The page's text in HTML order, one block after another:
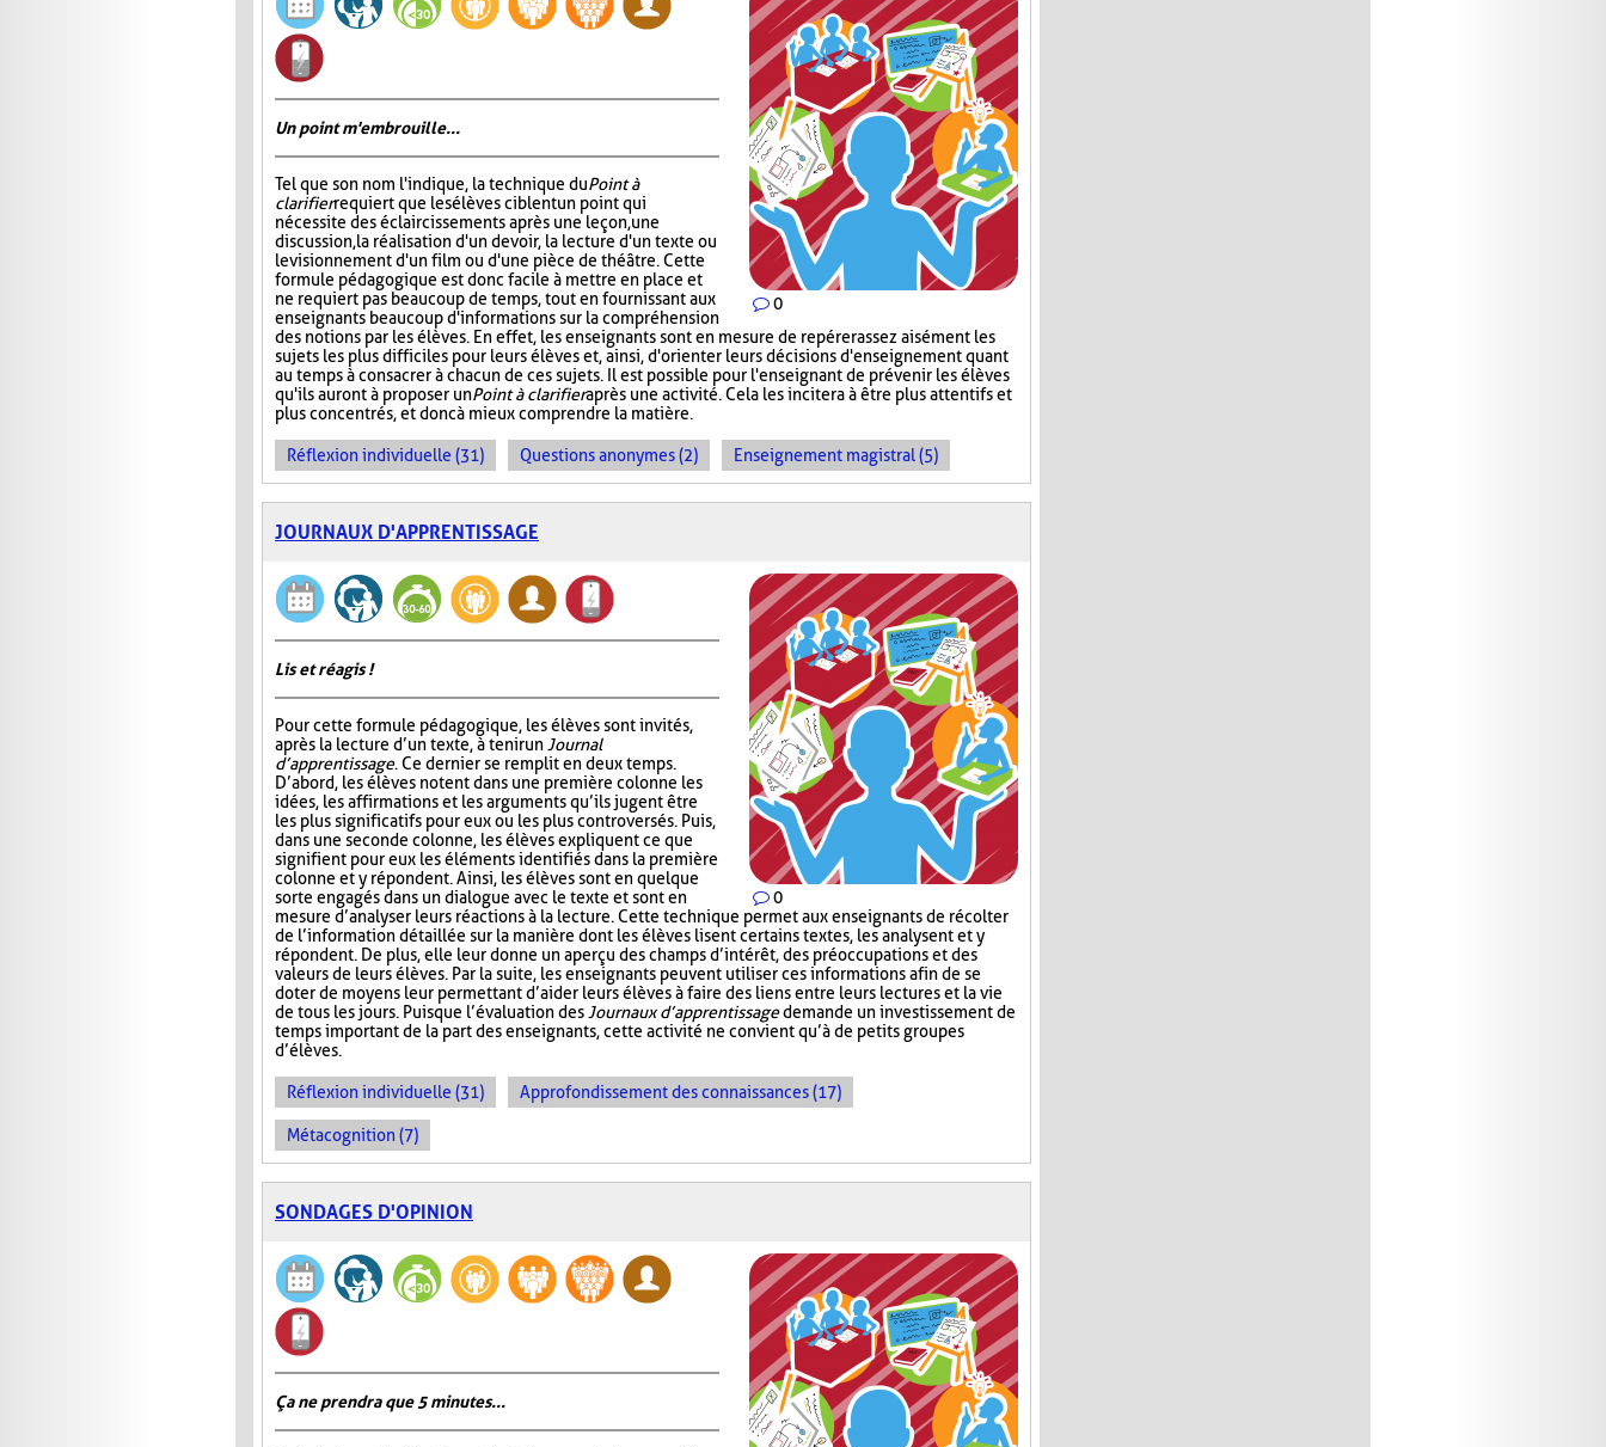
0
Un point m'embrouille...
Tel que son nom l'indique, la technique duPoint à
clarifierrequiert que les élèves ciblent un point qui
nécessite des éclaircissements après une leçon, une
discussion, la réalisation d'un devoir, la lecture d'un texte ou
le visionnement d'un film ou d'une pièce de théâtre. Cette
formule pédagogique est donc facile à mettre en place et
ne requiert pas beaucoup de temps, tout en fournissant aux
enseignants beaucoup d'informations sur la compréhension
des notions par les élèves. En effet, les enseignants sont en mesure de repérer assez aisément les
sujets les plus difficiles pour leurs élèves et, ainsi, d'orienter leurs décisions d'enseignement quant
au temps à consacrer à chacun de ces sujets. Il est possible pour l'enseignant de prévenir les élèves
qu'ils auront à proposer unPoint à clarifieraprès une activité. Cela les incitera à être plus attentifs et
plus concentrés, et donc à mieux comprendre la matière.
Réflexion individuelle (31) Questions anonymes (2) Enseignement magistral (5)
JOURNAUX D'APPRENTISSAGE
0
Lis et réagis !
Pour cette formule pédagogique, les élèves sont invités,
après la lecture d’un texte, à tenir unJournal
d’apprentissage. Ce dernier se remplit en deux temps.
D’abord, les élèves notent dans une première colonne les
idées, les affirmations et les arguments qu’ils jugent être
les plus significatifs pour eux ou les plus controversés. Puis,
dans une seconde colonne, les élèves expliquent ce que
signifient pour eux les éléments identifiés dans la première
colonne et y répondent. Ainsi, les élèves sont en quelque
sorte engagés dans un dialogue avec le texte et sont en
mesure d’analyser leurs réactions à la lecture. Cette technique permet aux enseignants de récolter
de l’information détaillée sur la manière dont les élèves lisent certains textes, les analysent et y
répondent. De plus, elle leur donne un aperçu des champs d’intérêt, des préoccupations et des
valeurs de leurs élèves. Par la suite, les enseignants peuvent utiliser ces informations afin de se
doter de moyens leur permettant d’aider leurs élèves à faire des liens entre leurs lectures et la vie
de tous les jours. Puisque l’évaluation desJournaux d’apprentissagedemande un investissement de
temps important de la part des enseignants, cette activité ne convient qu’à de petits groupes
d’élèves.
Réflexion individuelle (31) Approfondissement des connaissances (17)
Métacognition (7)
SONDAGES D'OPINION
Ça ne prendra que 5 minutes...